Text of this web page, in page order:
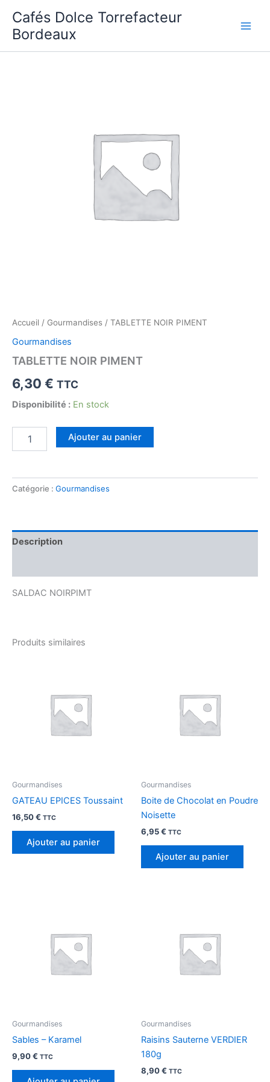
contenu
Cafés Dolce Torrefacteur
Bordeaux
Accueil / Gourmandises / TABLETTE NOIR PIMENT
Gourmandises
TABLETTE NOIR PIMENT
6,30 € TTC
Disponibilité : En stock
PIMENT
Ajouter au panier
Catégorie : Gourmandises
Description
SALDAC NOIRPIMT
Produits similaires
Gourmandises
GATEAU EPICES Toussaint
16,50€ TTC
Ajouter au panier
Gourmandises
Boite de Chocolat en Poudre
Noisette
6,95€ TTC
Ajouter au panier
Gourmandises
Sables – Karamel
9,90€ TTC
Gourmandises
Raisins Sauterne VERDIER
180g
8,90€ TTC